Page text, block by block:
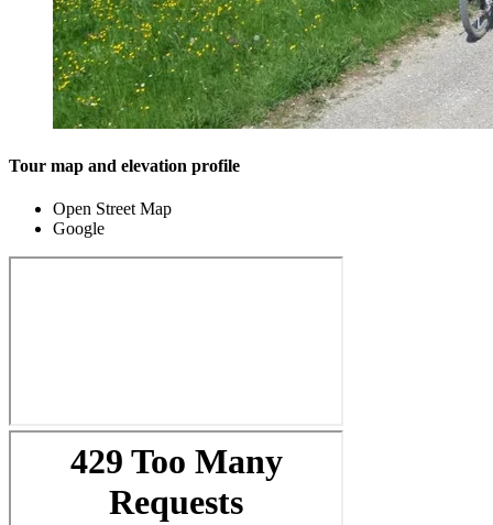
Tour map and elevation profile
Open Street Map
Google